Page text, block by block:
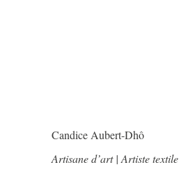
Candice Aubert-Dhô
Artisane d’art | Artiste textile